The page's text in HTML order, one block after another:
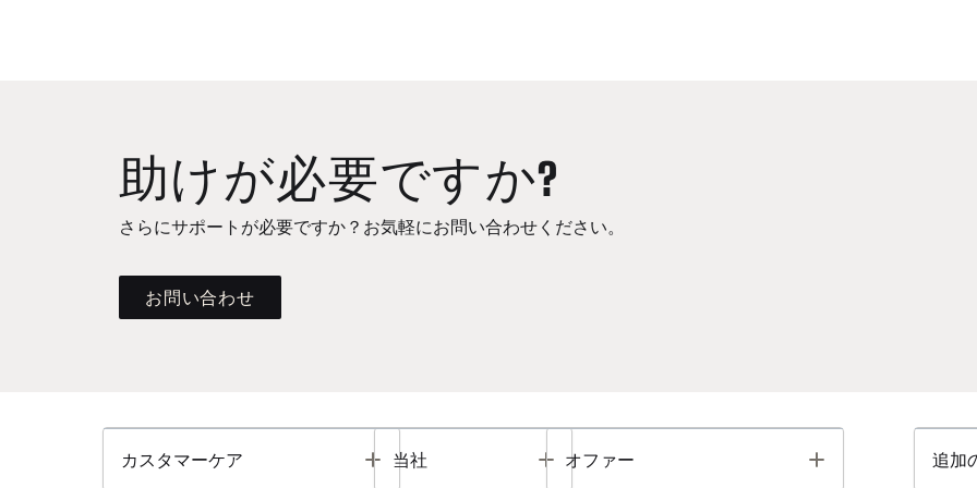
助けが必要ですか?
さらにサポートが必要ですか？お気軽にお問い合わせください。
お問い合わせ
カスタマーケア Toggle
当社 Toggle
オファー Toggle 追加